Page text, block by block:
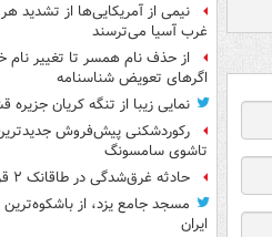
نیمی از آمریکایی‌ها از تشدید
غرب آسیا می‌ترسند
از حذف نام همسر تا تغییر نام
اگرهای تعویض شناسنامه
نمایی زیبا از تنگه کریان جزیره
رکوردشکنی پیش‌فروش
تاشوی سامسونگ
حادثه غرق‌شدگی در طاقانک ۲ قربانی گرفت
مسجد جامع یزد، از
ایران